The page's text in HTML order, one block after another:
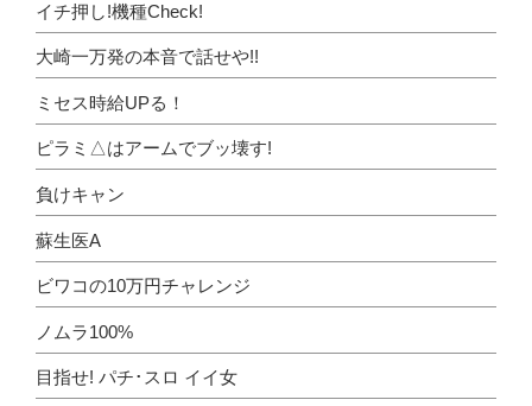
イチ押し!機種Check!
大崎一万発の本音で話せや!!
ミセス時給UPる！
ピラミ△はアームでブッ壊す!
負けキャン
蘇生医A
ビワコの10万円チャレンジ
ノムラ100%
目指せ! パチ･スロ イイ女